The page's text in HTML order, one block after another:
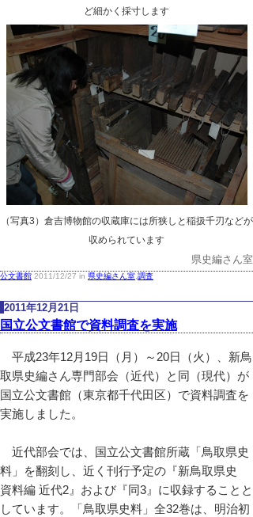
ど細かく採寸します
（写真3）倉吉博物館の収蔵庫には所狭しと稲扱千刃などが
収められています
県史編さん室
公文書館 2011/12/27 in 県史編さん室,調査
2011年12月21日
国立公文書館で資料調査を実施
平成23年12月19日（月）～20日（火）、新鳥
取県史編さん専門部会（近代）と同（現代）が
国立公文書館（東京都千代田区）で資料調査を
実施しました。
近代部会では、国立公文書館所蔵「鳥取県史
料」を翻刻し、近く刊行予定の『新鳥取県史
資料編 近代2』および『同3』に収録することと
しています。「鳥取県史料」全32巻は、明治初